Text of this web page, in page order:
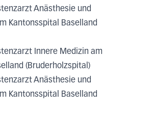
Anästhesie und
Kantonsspital Baselland
Innere Medizin am
(Bruderholzspital)
Anästhesie und
Kantonsspital Baselland